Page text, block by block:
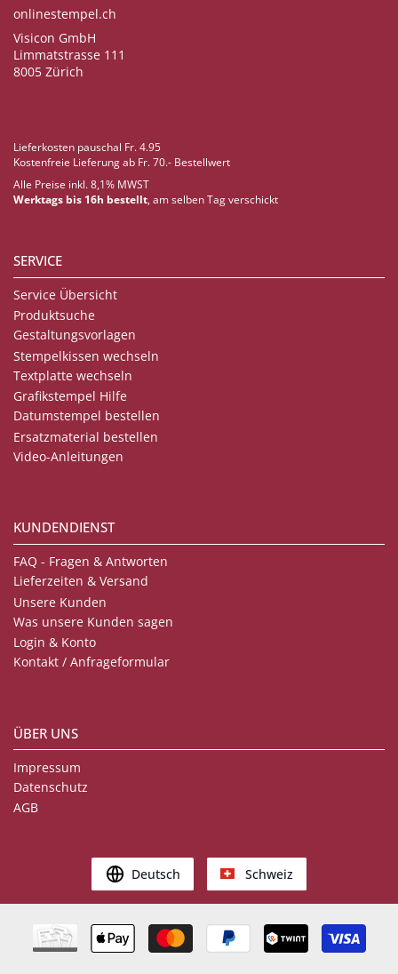
onlinestempel.ch
Visicon GmbH
Limmatstrasse 111
8005 Zürich
Lieferkosten pauschal Fr. 4.95
Kostenfreie Lieferung ab Fr. 70.- Bestellwert
Alle Preise inkl. 8,1% MWST
Werktags bis 16h bestellt, am selben Tag verschickt
SERVICE
Service Übersicht
Produktsuche
Gestaltungsvorlagen
Stempelkissen wechseln
Textplatte wechseln
Grafikstempel Hilfe
Datumstempel bestellen
Ersatzmaterial bestellen
Video-Anleitungen
KUNDENDIENST
FAQ - Fragen & Antworten
Lieferzeiten & Versand
Unsere Kunden
Was unsere Kunden sagen
Login & Konto
Kontakt / Anfrageformular
ÜBER UNS
Impressum
Datenschutz
AGB
Deutsch Schweiz